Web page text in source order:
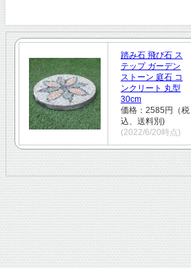
踏み石 飛び石 ス
テップ ガーデン
ストーン 庭石 コ
ンクリート 丸型
30cm
価格：2585円（税
込、送料別)
(2022/6/20時点)